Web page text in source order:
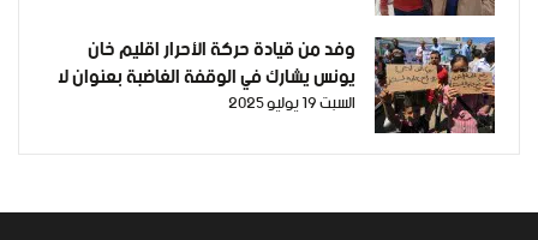
وفد من قيادة حركة الأحرار اقليم خان
يونس يشارك في الوقفة الغاضبة بعنوان لا
للمساعدات المغمسة بدم شبابنا وأبنائنا
السبت 19 يوليو 2025